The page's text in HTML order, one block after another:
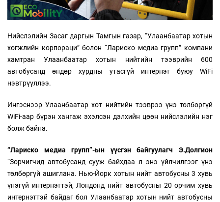
Нийслэлийн Засаг даргын Тамгын газар, “Улаанбаатар хотын
хөгжлийн корпораци” болон “Лариско медиа групп” компани
хамтран Улаанбаатар хотын нийтийн тээврийн 600
автобусанд өндөр хурдны утасгүй интернэт буюу WiFi
нэвтрүүллээ.
Ингэснээр Улаанбаатар хот нийтийн тээврээ үнэ төлбөргүй
WiFi-аар бүрэн хангаж эхэлсэн дэлхийн цөөн нийслэлийн нэг
болж байна.
“Лариско медиа групп”-ын үүсгэн байгуулагч Э.Долгион
“Зорчигчид автобусанд сууж байхдаа л энэ үйлчилгээг үнэ
төлбөргүй ашиглана. Нью-Йорк хотын нийт автобусны 3 хувь
үнэгүй интернэттэй, Лондонд нийт автобусны 20 орчим хувь
интернэттэй байдаг бол Улаанбаатар хотын нийт автобусны